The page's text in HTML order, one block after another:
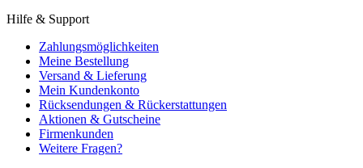
Hilfe & Support
Zahlungsmöglichkeiten
Meine Bestellung
Versand & Lieferung
Mein Kundenkonto
Rücksendungen & Rückerstattungen
Aktionen & Gutscheine
Firmenkunden
Weitere Fragen?